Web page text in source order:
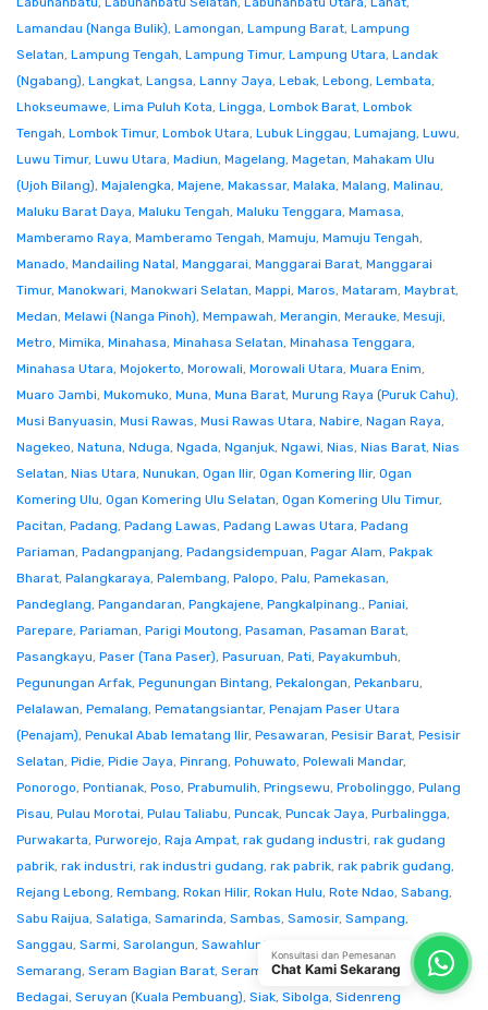
Lamandau (Nanga Bulik), Lamongan, Lampung Barat, Lampung
Selatan, Lampung Tengah, Lampung Timur, Lampung Utara, Landak
(Ngabang), Langkat, Langsa, Lanny Jaya, Lebak, Lebong, Lembata,
Lhokseumawe, Lima Puluh Kota, Lingga, Lombok Barat, Lombok
Tengah, Lombok Timur, Lombok Utara, Lubuk Linggau, Lumajang, Luwu,
Luwu Timur, Luwu Utara, Madiun, Magelang, Magetan, Mahakam Ulu
(Ujoh Bilang), Majalengka, Majene, Makassar, Malaka, Malang, Malinau,
Maluku Barat Daya, Maluku Tengah, Maluku Tenggara, Mamasa,
Mamberamo Raya, Mamberamo Tengah, Mamuju, Mamuju Tengah,
Manado, Mandailing Natal, Manggarai, Manggarai Barat, Manggarai
Timur, Manokwari, Manokwari Selatan, Mappi, Maros, Mataram, Maybrat,
Medan, Melawi (Nanga Pinoh), Mempawah, Merangin, Merauke, Mesuji,
Metro, Mimika, Minahasa, Minahasa Selatan, Minahasa Tenggara,
Minahasa Utara, Mojokerto, Morowali, Morowali Utara, Muara Enim,
Muaro Jambi, Mukomuko, Muna, Muna Barat, Murung Raya (Puruk Cahu),
Musi Banyuasin, Musi Rawas, Musi Rawas Utara, Nabire, Nagan Raya,
Nagekeo, Natuna, Nduga, Ngada, Nganjuk, Ngawi, Nias, Nias Barat, Nias
Selatan, Nias Utara, Nunukan, Ogan Ilir, Ogan Komering Ilir, Ogan
Komering Ulu, Ogan Komering Ulu Selatan, Ogan Komering Ulu Timur,
Pacitan, Padang, Padang Lawas, Padang Lawas Utara, Padang
Pariaman, Padangpanjang, Padangsidempuan, Pagar Alam, Pakpak
Bharat, Palangkaraya, Palembang, Palopo, Palu, Pamekasan,
Pandeglang, Pangandaran, Pangkajene, Pangkalpinang., Paniai,
Parepare, Pariaman, Parigi Moutong, Pasaman, Pasaman Barat,
Pasangkayu, Paser (Tana Paser), Pasuruan, Pati, Payakumbuh,
Pegunungan Arfak, Pegunungan Bintang, Pekalongan, Pekanbaru,
Pelalawan, Pemalang, Pematangsiantar, Penajam Paser Utara
(Penajam), Penukal Abab lematang Ilir, Pesawaran, Pesisir Barat, Pesisir
Selatan, Pidie, Pidie Jaya, Pinrang, Pohuwato, Polewali Mandar,
Ponorogo, Pontianak, Poso, Prabumulih, Pringsewu, Probolinggo, Pulang
Pisau, Pulau Morotai, Pulau Taliabu, Puncak, Puncak Jaya, Purbalingga,
Purwakarta, Purworejo, Raja Ampat, rak gudang industri, rak gudang
pabrik, rak industri, rak industri gudang, rak pabrik, rak pabrik gudang,
Rejang Lebong, Rembang, Rokan Hilir, Rokan Hulu, Rote Ndao, Sabang,
Sabu Raijua, Salatiga, Samarinda, Sambas, Samosir, Sampang,
Sanggau, Sarmi, Sarolangun, Sawahlunto
Semarang, Seram Bagian Barat, Seram Bagian Timur,Serang
Serdang
Bedagai, Seruyan (Kuala Pembuang), Siak, Sibolga, Sidenreng
Konsultasi dan Pemesanan
Chat Kami Sekarang